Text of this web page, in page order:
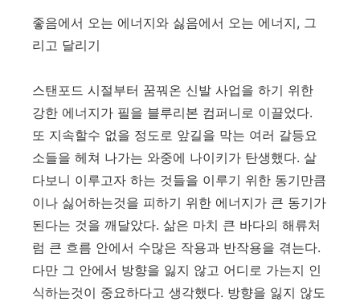
좋음에서 오는 에너지와 싫음에서 오는 에너지, 그
리고 달리기
스탠포드 시절부터 꿈꿔온 신발 사업을 하기 위한
강한 에너지가 필을 블루리본 컴퍼니로 이끌었다.
또 지속할수 없을 정도로 앞길을 막는 여러 갈등요
소들을 헤쳐 나가는 와중에 나이키가 탄생했다. 살
다보니 이루고자 하는 것들을 이루기 위한 동기만큼
이나 싫어하는것을 피하기 위한 에너지가 큰 동기가
된다는 것을 깨달았다. 삶은 마치 큰 바다의 해류처
럼 큰 흐름 안에서 수많은 작용과 반작용을 겪는다.
다만 그 안에서 방향을 잃지 않고 어디로 가는지 인
식하는것이 중요하다고 생각했다. 방향을 잃지 않도